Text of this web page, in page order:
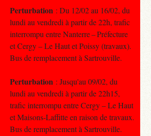
Perturbation : Du 12/02 au 16/02, du
lundi au vendredi à partir de 22h, trafic
interrompu entre Nanterre – Préfecture
et Cergy – Le Haut et Poissy (travaux).
Bus de remplacement à Sartrouville.
Perturbation : Jusqu'au 09/02, du
lundi au vendredi à partir de 22h15,
trafic interrompu entre Cergy – Le Haut
et Maisons-Laffitte en raison de travaux.
Bus de remplacement à Sartrouville.